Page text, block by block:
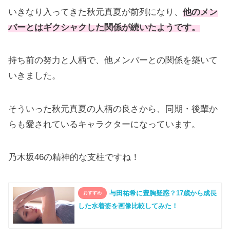
いきなり入ってきた秋元真夏が前列になり、他のメン
バーとはギクシャクした関係が続いたようです。
持ち前の努力と人柄で、他メンバーとの関係を築いて
いきました。
そういった秋元真夏の人柄の良さから、同期・後輩か
らも愛されているキャラクターになっています。
乃木坂46の精神的な支柱ですね！
与田祐希に豊胸疑惑？17歳から成長
した水着姿を画像比較してみた！